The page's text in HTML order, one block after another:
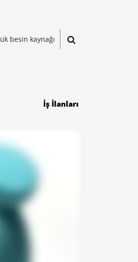
besin kaynağı
İş İlanları